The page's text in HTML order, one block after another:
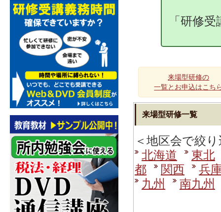
「研修
来場型研修の
一覧とお申込はこち
来場型研修一覧
＜地区会で絞
北海道
東北
都
関西
兵
九州
南九州